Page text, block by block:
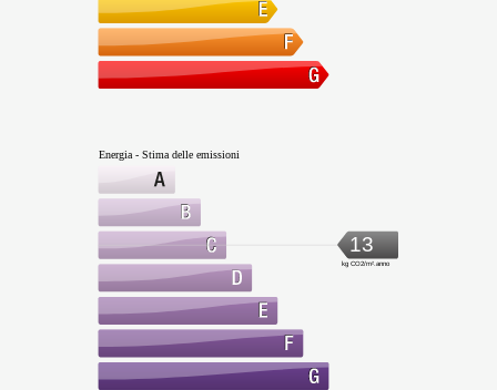
Energia - Stima delle emissioni
13
kg CO2/m².anno